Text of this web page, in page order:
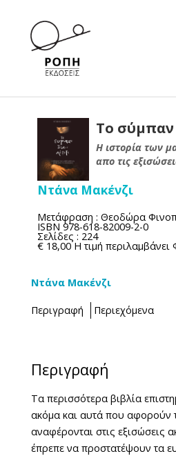
Το σύμπαν
Η ιστορία των
απο τις
Nτάνα Μακένζι
Μετάφραση : Θεοδώρα
ISBN 978-618-82009-2-0
Σελίδες : 224
€ 18,00 Η τιμή περιλαμβάνει
Nτάνα Μακένζι
Περιγραφή Περιεχόμενα
Περιγραφή
Τα περισσότερα βιβλία
ακόμα και αυτά που αφορούν
αναφέρονται στις εξισώσεις
έπρεπε να προστατέψουν τα